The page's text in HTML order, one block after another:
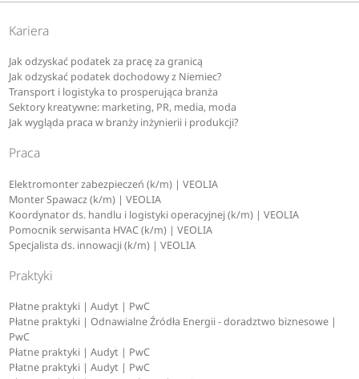
Kariera
Jak odzyskać podatek za pracę za granicą
Jak odzyskać podatek dochodowy z Niemiec?
Transport i logistyka to prosperująca branża
Sektory kreatywne: marketing, PR, media, moda
Jak wygląda praca w branży inżynierii i produkcji?
Praca
Elektromonter zabezpieczeń (k/m) | VEOLIA
Monter Spawacz (k/m) | VEOLIA
Koordynator ds. handlu i logistyki operacyjnej (k/m) | VEOLIA
Pomocnik serwisanta HVAC (k/m) | VEOLIA
Specjalista ds. innowacji (k/m) | VEOLIA
Praktyki
Płatne praktyki | Audyt | PwC
Płatne praktyki | Odnawialne Źródła Energii - doradztwo biznesowe |
PwC
Płatne praktyki | Audyt | PwC
Płatne praktyki | Audyt | PwC